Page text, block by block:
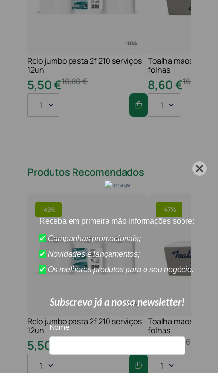
Rolo jumbo pasta 2f 210 serviços
12un
10,80€
5,50€
1
Toalha maos 2f
folhas
16
8,60€
1
Produtos Recomendados
-49%
Rolo jumbo pasta 2f 210 serviços
12un
5,50
1
-47%
Toalha maos 2f
folhas
16
1